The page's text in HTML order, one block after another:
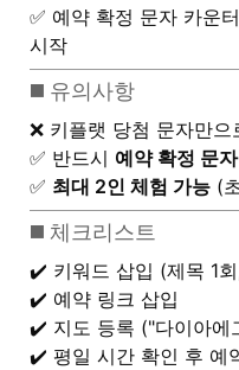
✅ 예약 확정 문자 카운
시작
◼️ 유의사항
❌ 키플랫 당첨 문자만
✅ 반드시 예약 확정 문
✅ 최대 2인 체험 가능 (
◼️ 체크리스트
✔️ 키워드 삽입 (제목 1
✔️ 예약 링크 삽입
✔️ 지도 등록 ("다이아에
✔️ 평일 시간 확인 후 예